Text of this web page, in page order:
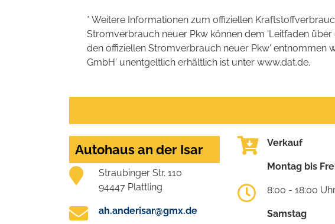
* Weitere Informationen zum offiziellen
Stromverbrauch neuer Pkw können dem 'Leitfaden
den offiziellen Stromverbrauch neuer Pkw' entnommen
GmbH' unentgeltlich erhältlich ist unter www.dat.de.
Autohaus an der Isar
Straubinger Str. 110
94447 Plattling
ah.anderisar@gmx.de
Verkauf
Montag bis
8:00 - 18:00
Samstag